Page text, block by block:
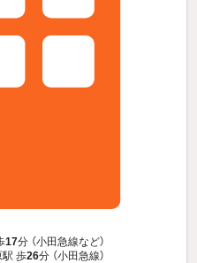
17分 （小田急線など）
駅 歩26分 （小田急線）